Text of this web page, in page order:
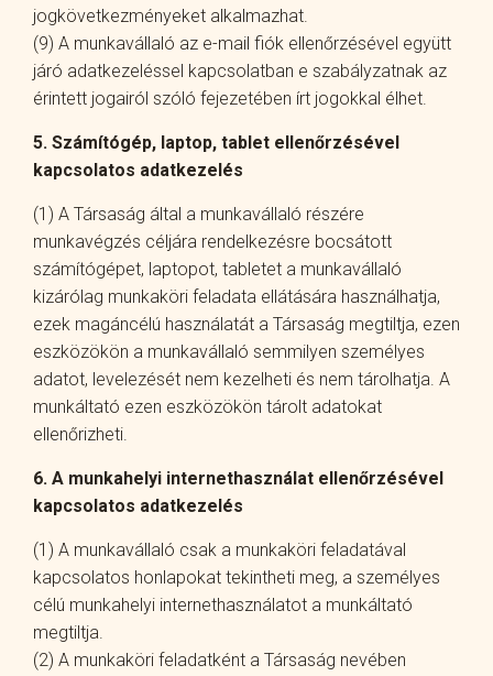
jogkövetkezményeket alkalmazhat.
(9) A munkavállaló az e-mail fiók ellenőrzésével együtt
járó adatkezeléssel kapcsolatban e szabályzatnak az
érintett jogairól szóló fejezetében írt jogokkal élhet.
5. Számítógép, laptop, tablet ellenőrzésével
kapcsolatos adatkezelés
(1) A Társaság által a munkavállaló részére
munkavégzés céljára rendelkezésre bocsátott
számítógépet, laptopot, tabletet a munkavállaló
kizárólag munkaköri feladata ellátására használhatja,
ezek magáncélú használatát a Társaság megtiltja, ezen
eszközökön a munkavállaló semmilyen személyes
adatot, levelezését nem kezelheti és nem tárolhatja. A
munkáltató ezen eszközökön tárolt adatokat
ellenőrizheti.
6. A munkahelyi internethasználat ellenőrzésével
kapcsolatos adatkezelés
(1) A munkavállaló csak a munkaköri feladatával
kapcsolatos honlapokat tekintheti meg, a személyes
célú munkahelyi internethasználatot a munkáltató
megtiltja.
(2) A munkaköri feladatként a Társaság nevében